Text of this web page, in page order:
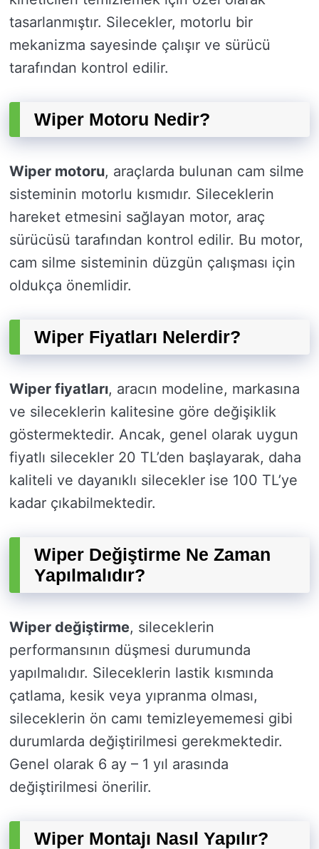
tasarlanmıştır. Silecekler, motorlu bir
mekanizma sayesinde çalışır ve sürücü
tarafından kontrol edilir.
Wiper Motoru Nedir?
Wiper motoru, araçlarda bulunan cam silme
sisteminin motorlu kısmıdır. Sileceklerin
hareket etmesini sağlayan motor, araç
sürücüsü tarafından kontrol edilir. Bu motor,
cam silme sisteminin düzgün çalışması için
oldukça önemlidir.
Wiper Fiyatları Nelerdir?
Wiper fiyatları, aracın modeline, markasına
ve sileceklerin kalitesine göre değişiklik
göstermektedir. Ancak, genel olarak uygun
fiyatlı silecekler 20 TL’den başlayarak, daha
kaliteli ve dayanıklı silecekler ise 100 TL’ye
kadar çıkabilmektedir.
Wiper Değiştirme Ne Zaman
Yapılmalıdır?
Wiper değiştirme, sileceklerin
performansının düşmesi durumunda
yapılmalıdır. Sileceklerin lastik kısmında
çatlama, kesik veya yıpranma olması,
sileceklerin ön camı temizleyememesi gibi
durumlarda değiştirilmesi gerekmektedir.
Genel olarak 6 ay – 1 yıl arasında
değiştirilmesi önerilir.
Wiper Montajı Nasıl Yapılır?